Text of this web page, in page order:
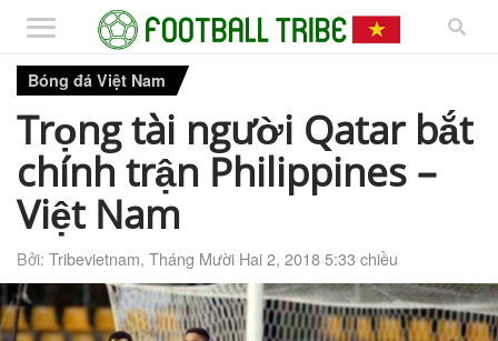
Bóng đá Việt Nam
Trọng tài người Qatar bắt
chính trận Philippines –
Việt Nam
Bởi: Tribevietnam, Tháng Mười Hai 2, 2018 5:33 chiều